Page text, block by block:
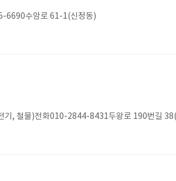
6690수암로 61-1(신정동)
기, 철물)전화010-2844-8431두왕로 190번길